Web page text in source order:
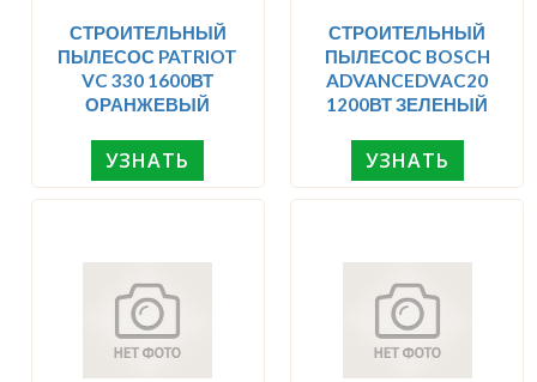
СТРОИТЕЛЬНЫЙ
ПЫЛЕСОС PATRIOT
VC 330 1600ВТ
ОРАНЖЕВЫЙ
УЗНАТЬ
СТРОИТЕЛЬНЫЙ
ПЫЛЕСОС BOSCH
ADVANCEDVAC20
1200ВТ ЗЕЛЕНЫЙ
УЗНАТЬ